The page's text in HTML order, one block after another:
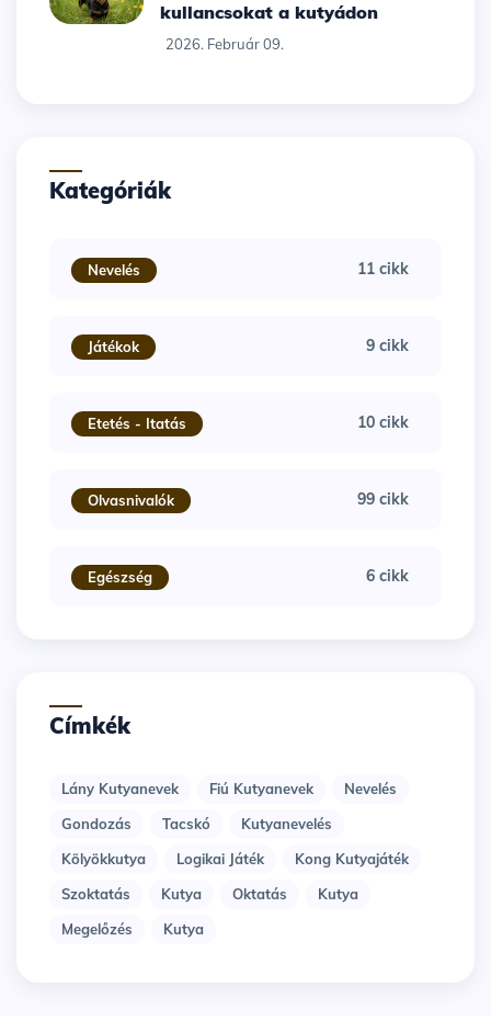
kullancsokat a kutyádon
2026. Február 09.
Kategóriák
Nevelés 11 cikk
Játékok 9 cikk
Etetés - Itatás 10 cikk
Olvasnivalók 99 cikk
Egészség 6 cikk
Címkék
Lány Kutyanevek Fiú Kutyanevek
Nevelés
Gondozás
Tacskó
Kutyanevelés
Kölyökkutya
Logikai Játék
Kong Kutyajáték
Szoktatás
Kutya Oktatás
Kutya
Megelőzés
Kutya